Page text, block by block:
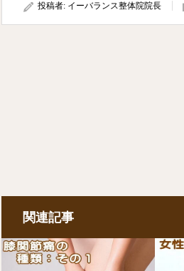
投稿者: イーバランス整体院院長
関連記事